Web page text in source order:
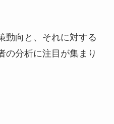
動向と、それに対する
の分析に注目が集まり